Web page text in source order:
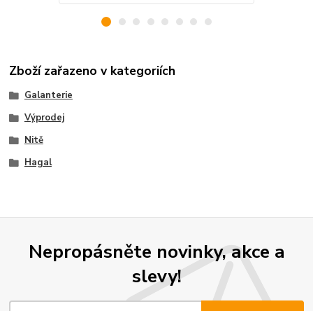
Zboží zařazeno v kategoriích
Galanterie
Výprodej
Nitě
Hagal
Nepropásněte novinky, akce a
slevy!